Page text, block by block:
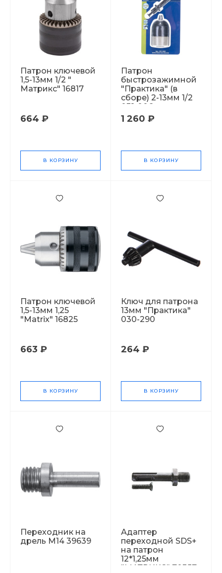
Патрон ключевой
1,5-13мм 1/2 "
Матрикс" 16817
664 ₽
В КОРЗИНУ
Патрон
быстрозажимной
"Практика" (в
сборе) 2-13мм 1/2
031-006
1 260 ₽
В КОРЗИНУ
Патрон ключевой
1,5-13мм 1,25
"Matrix" 16825
663 ₽
В КОРЗИНУ
Ключ для патрона
13мм "Практика"
030-290
264 ₽
В КОРЗИНУ
Переходник на
дрель М14 39639
Адаптер
переходной SDS+
на патрон
12*1,25мм
"МАТРИКС" 70357